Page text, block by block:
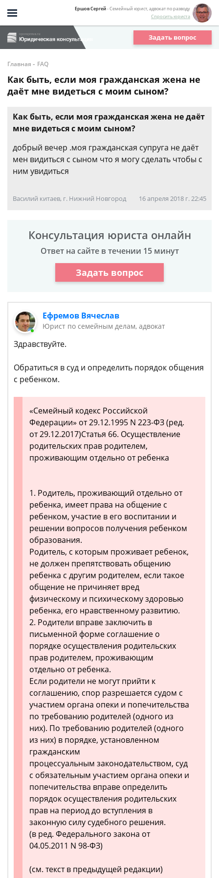
Ершов Сергей- Семейный юрист, адвокат по разводу
Спросить юриста
Задать вопрос
Главная - FAQ
Как быть, если моя гражданская жена не
даёт мне видеться с моим сыном?
Как быть, если моя гражданская жена не даёт
мне видеться с моим сыном?
добрый вечер .моя гражданская супруга не даёт
мен видиться с сыном что я могу сделать чтобы с
ним увидиться
Василий китаев, г. Нижний Новгород 16 апреля 2018 г. 22:45
Консультация юриста онлайн
Ответ на сайте в течении 15 минут
Задать вопрос
Ефремов Вячеслав
Юрист по семейным делам, адвокат
Здравствуйте.
Обратиться в суд и определить порядок общения
с ребенком.
«Семейный кодекс Российской
Федерации» от 29.12.1995 N 223-ФЗ (ред.
от 29.12.2017)Статья 66. Осуществление
родительских прав родителем,
проживающим отдельно от ребенка
1. Родитель, проживающий отдельно от
ребенка, имеет права на общение с
ребенком, участие в его воспитании и
решении вопросов получения ребенком
образования.
Родитель, с которым проживает ребенок,
не должен препятствовать общению
ребенка с другим родителем, если такое
общение не причиняет вред
физическому и психическому здоровью
ребенка, его нравственному развитию.
2. Родители вправе заключить в
письменной форме соглашение о
порядке осуществления родительских
прав родителем, проживающим
отдельно от ребенка.
Если родители не могут прийти к
соглашению, спор разрешается судом с
участием органа опеки и попечительства
по требованию родителей (одного из
них). По требованию родителей (одного
из них) в порядке, установленном
гражданским
процессуальным законодательством, суд
с обязательным участием органа опеки и
попечительства вправе определить
порядок осуществления родительских
прав на период до вступления в
законную силу судебного решения.
(в ред. Федерального закона от
04.05.2011 N 98-ФЗ)
(см. текст в предыдущей редакции)